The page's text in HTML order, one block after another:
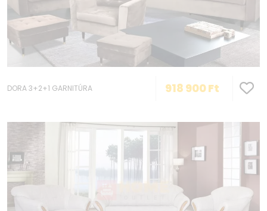
DORA 3+2+1 GARNITÚRA 918 900Ft